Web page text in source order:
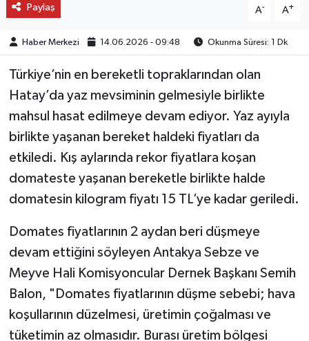
Paylaş A- A+
Haber Merkezi 14.06.2026 - 09:48 Okunma Süresi: 1 Dk
Türkiye’nin en bereketli topraklarından olan
Hatay’da yaz mevsiminin gelmesiyle birlikte
mahsul hasat edilmeye devam ediyor. Yaz ayıyla
birlikte yaşanan bereket haldeki fiyatları da
etkiledi. Kış aylarında rekor fiyatlara koşan
domateste yaşanan bereketle birlikte halde
domatesin kilogram fiyatı 15 TL’ye kadar geriledi.
Domates fiyatlarının 2 aydan beri düşmeye
devam ettiğini söyleyen Antakya Sebze ve
Meyve Hali Komisyoncular Dernek Başkanı Semih
Balon, "Domates fiyatlarının düşme sebebi; hava
koşullarının düzelmesi, üretimin çoğalması ve
tüketimin az olmasıdır. Burası üretim bölgesi